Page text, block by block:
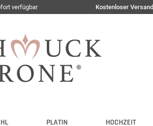
verfügbar Kostenloser Versand
PLATIN HOCHZEIT